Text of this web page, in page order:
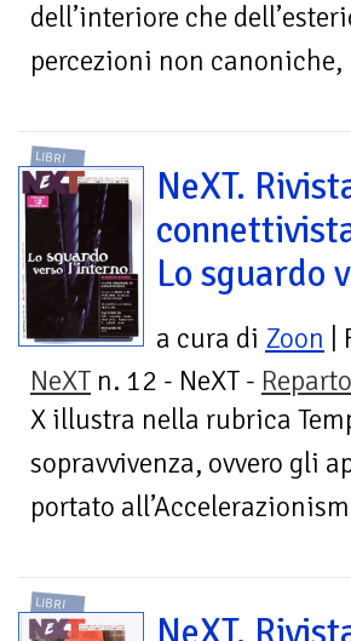
dell’interiore che
percezioni non
LIBRI
NeXT.
Lo sguardo
a cura di Zoon
NeXT n. 12 - NeXT -
X illustra nella rubrica
sopravvivenza, ovvero gli
portato
LIBRI